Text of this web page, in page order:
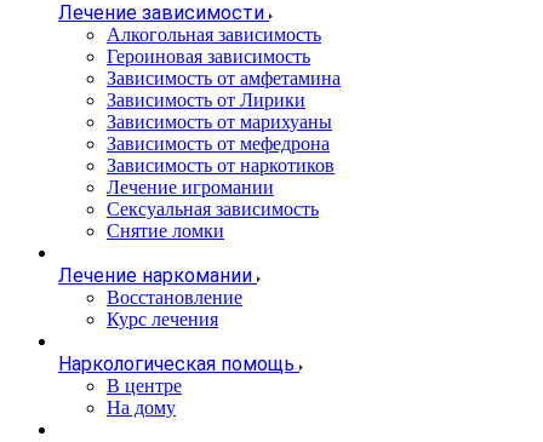
Лечение зависимости
Алкогольная зависимость
Героиновая зависимость
Зависимость от амфетамина
Зависимость от Лирики
Зависимость от марихуаны
Зависимость от мефедрона
Зависимость от наркотиков
Лечение игромании
Сексуальная зависимость
Снятие ломки
Лечение наркомании
Восстановление
Курс лечения
Наркологическая помощь
В центре
На дому